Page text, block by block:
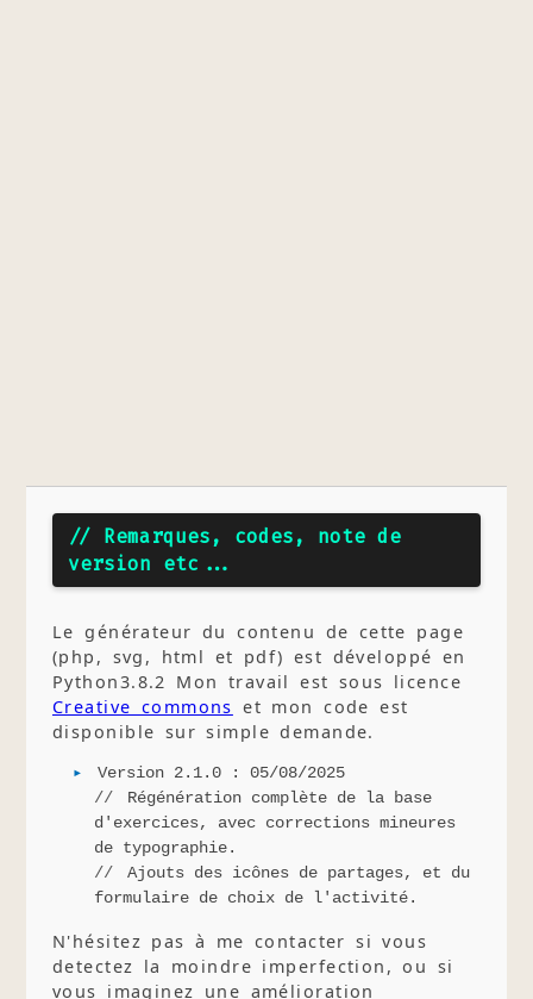
// Remarques, codes, note de
version etc...
Le générateur du contenu de cette page
(php, svg, html et pdf) est développé en
Python3.8.2 Mon travail est sous licence
Creative commons et mon code est
disponible sur simple demande.
Version 2.1.0 : 05/08/2025
Régénération complète de la base
d'exercices, avec corrections mineures
de typographie.
Ajouts des icônes de partages, et du
formulaire de choix de l'activité.
N'hésitez pas à me contacter si vous
detectez la moindre imperfection, ou si
vous imaginez une amélioration